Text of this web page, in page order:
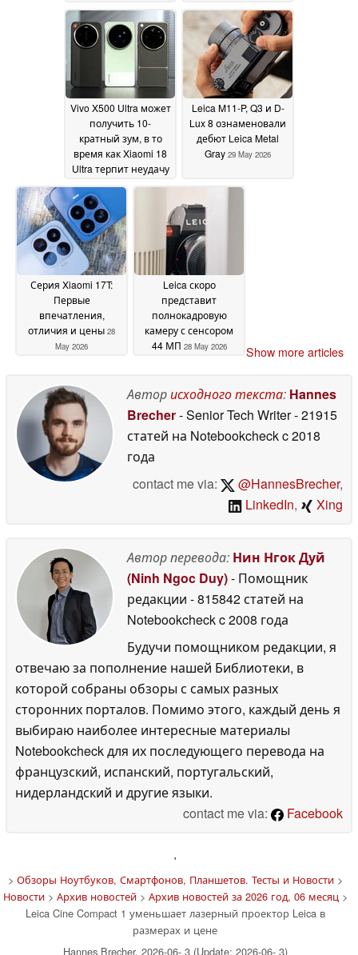
June 2026
Vivo X500 Ultra может
получить 10-
кратный зум, в то
время как Xiaomi 18
Ultra терпит неудачу
02 June 2026
Leica M11-P, Q3 и D-
Lux 8 ознаменовали
дебют Leica Metal
Gray 29 May 2026
Серия Xiaomi 17T:
Первые
впечатления,
отличия и цены 28
May 2026
Leica скоро
представит
полнокадровую
камеру с сенсором
44 МП 28 May 2026 Show more articles
Авторисходного текста: Hannes
Brecher- Senior Tech Writer- 21915
статей на Notebookcheckc 2018
года
contact me via:
@HannesBrecher,
LinkedIn, Xing
Автор перевода: Нин Нгок Дуй
(Ninh Ngoc Duy)- Помощник
редакции - 815842 статей на
Notebookcheckc 2008 года
Будучи помощником редакции, я
отвечаю за пополнение нашей Библиотеки, в
которой собраны обзоры с самых разных
сторонних порталов. Помимо этого, каждый день я
выбираю наиболее интересные материалы
Notebookcheck для их последующего перевода на
французский, испанский, португальский,
нидерландский и другие языки.
contact me via:
Facebook
'
> Обзоры Ноутбуков, Смартфонов, Планшетов. Тесты и Новости>
Новости> Архив новостей> Архив новостей за 2026 год, 06 месяц >
Leica Cine Compact 1 уменьшает лазерный проектор Leica в
размерах и цене
Hannes Brecher, 2026-06- 3 (Update: 2026-06- 3)